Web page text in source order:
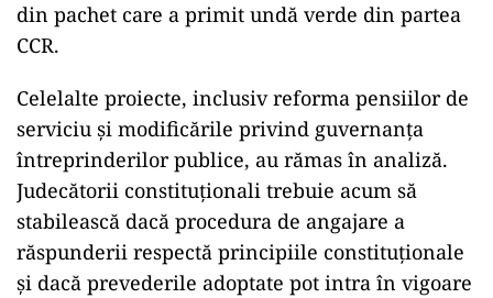
din pachet care a primit undă verde din partea
CCR.
Celelalte proiecte, inclusiv reforma pensiilor de
serviciu şi modificările privind guvernanţa
întreprinderilor publice, au rămas în analiză.
Judecătorii constituţionali trebuie acum să
stabilească dacă procedura de angajare a
răspunderii respectă principiile constituţionale
şi dacă prevederile adoptate pot intra în vigoare